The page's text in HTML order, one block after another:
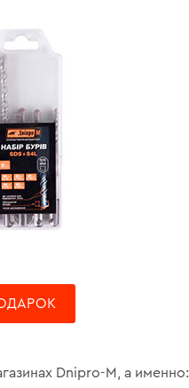
Dnipro-М, а именно: